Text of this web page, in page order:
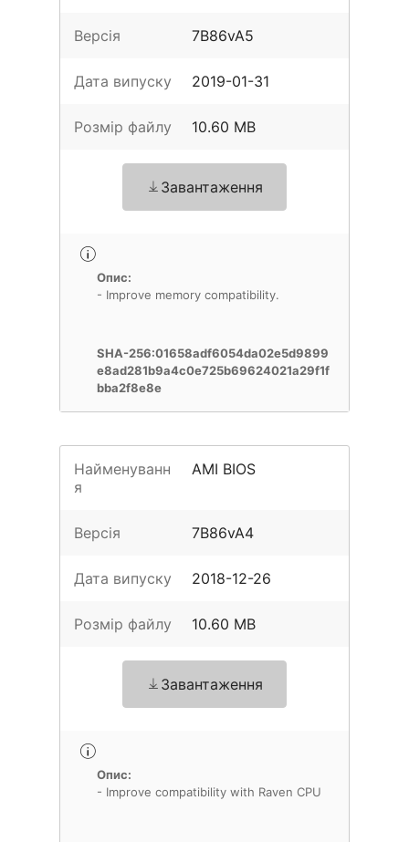
Версія 7B86vA5
Дата випуску 2019-01-31
Розмір файлу 10.60 MB
Завантаження
Опис:
- Improve memory compatibility.
SHA-256:01658adf6054da02e5d9899
e8ad281b9a4c0e725b69624021a29f1f
bba2f8e8e
Найменуванн
я
AMI BIOS
Версія 7B86vA4
Дата випуску 2018-12-26
Розмір файлу 10.60 MB
Завантаження
Опис:
- Improve compatibility with Raven CPU